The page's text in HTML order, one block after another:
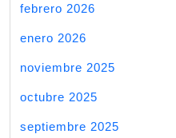
febrero 2026
enero 2026
noviembre 2025
octubre 2025
septiembre 2025